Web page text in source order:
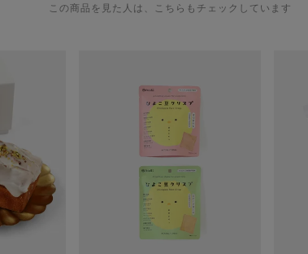
この商品を見た人は、こちらもチェックしています